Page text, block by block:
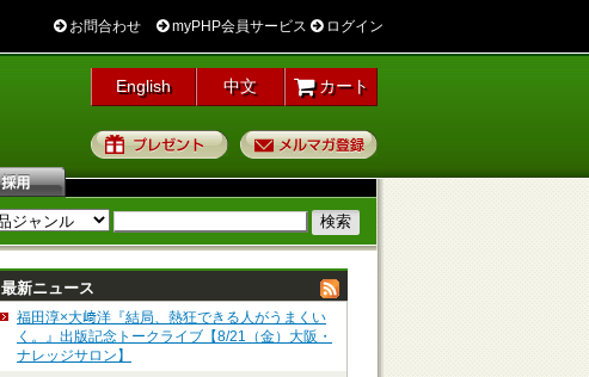
お問合わせ myPHP会員サービス ログイン
English 中文 カート
プレゼント
最新ニュース
福田淳×大﨑洋『結局、熱狂できる人がうまくい
く。』出版記念トークライブ【8/21（金）大阪・
ナレッジサロン】